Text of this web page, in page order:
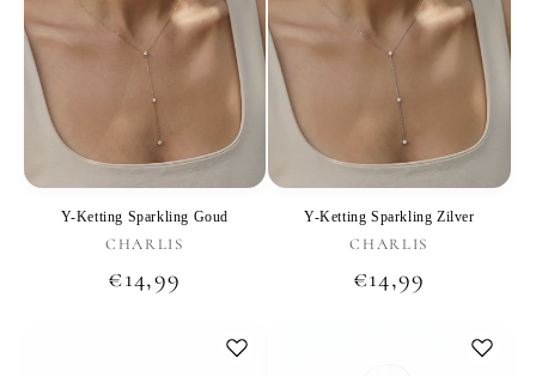
Y-Ketting Sparkling Goud
Verkoper:
CHARLIS
Normale
€14,99
Y-Ketting Sparkling Zilver
Verkoper:
CHARLIS
Normale
€14,99